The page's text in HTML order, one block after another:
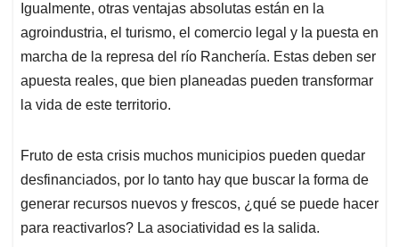
Igualmente, otras ventajas absolutas están en la
agroindustria, el turismo, el comercio legal y la puesta en
marcha de la represa del río Ranchería. Estas deben ser
apuesta reales, que bien planeadas pueden transformar
la vida de este territorio.
Fruto de esta crisis muchos municipios pueden quedar
desfinanciados, por lo tanto hay que buscar la forma de
generar recursos nuevos y frescos, ¿qué se puede hacer
para reactivarlos? La asociatividad es la salida.